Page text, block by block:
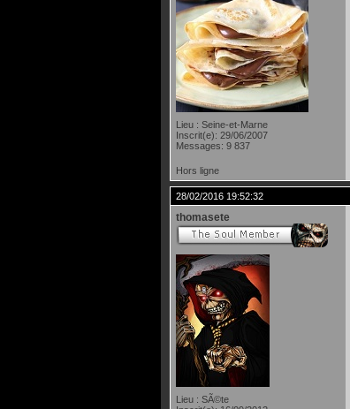
Lieu : Seine-et-Marne
Inscrit(e): 29/06/2007
Messages: 9 837
Hors ligne
28/02/2016 19:52:32
thomasete
Lieu : SÃ©te